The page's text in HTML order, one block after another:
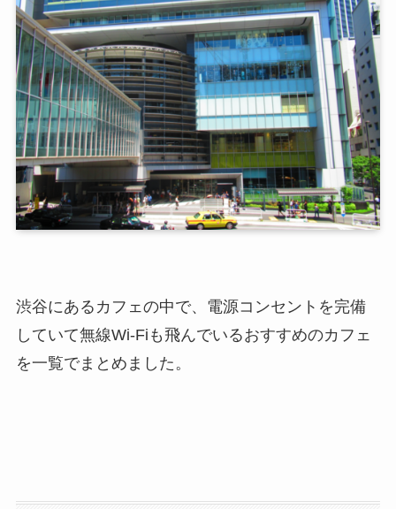
渋谷にあるカフェの中で、電源コンセントを完備
していて無線Wi-Fiも飛んでいるおすすめのカフェ
を一覧でまとめました。